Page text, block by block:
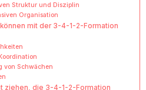
Struktur und Disziplin
Organisation
mit der 3-4-1-2-Formation
von Schwächen
ziehen, die 3-4-1-2-Formation